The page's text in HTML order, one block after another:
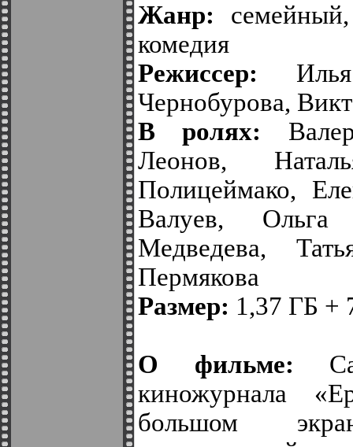
Жанр:
комедия
Режиссер: Илья
Чернобурова,
В ролях:
Леонов,
Полицеймако,
Валуев, Ольга
Медведева,
Пермякова
Размер: 1,37 ГБ +
О фильме:
киножурнала
большом